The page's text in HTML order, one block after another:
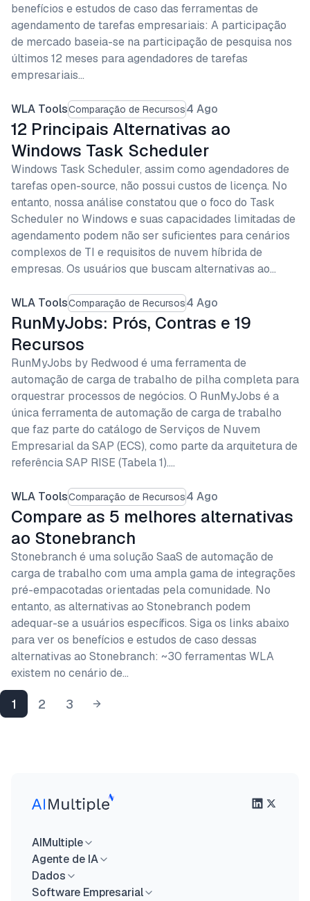
benefícios e estudos de caso das ferramentas de
agendamento de tarefas empresariais: A participação
de mercado baseia-se na participação de pesquisa nos
últimos 12 meses para agendadores de tarefas
empresariais…
WLA ToolsComparação de Recursos4 Ago
12 Principais Alternativas ao
Windows Task Scheduler
Windows Task Scheduler, assim como agendadores de
tarefas open-source, não possui custos de licença. No
entanto, nossa análise constatou que o foco do Task
Scheduler no Windows e suas capacidades limitadas de
agendamento podem não ser suficientes para cenários
complexos de TI e requisitos de nuvem híbrida de
empresas. Os usuários que buscam alternativas ao…
WLA ToolsComparação de Recursos4 Ago
RunMyJobs: Prós, Contras e 19
Recursos
RunMyJobs by Redwood é uma ferramenta de
automação de carga de trabalho de pilha completa para
orquestrar processos de negócios. O RunMyJobs é a
única ferramenta de automação de carga de trabalho
que faz parte do catálogo de Serviços de Nuvem
Empresarial da SAP (ECS), como parte da arquitetura de
referência SAP RISE (Tabela 1).…
WLA ToolsComparação de Recursos4 Ago
Compare as 5 melhores alternativas
ao Stonebranch
Stonebranch é uma solução SaaS de automação de
carga de trabalho com uma ampla gama de integrações
pré-empacotadas orientadas pela comunidade. No
entanto, as alternativas ao Stonebranch podem
adequar-se a usuários específicos. Siga os links abaixo
para ver os benefícios e estudos de caso dessas
alternativas ao Stonebranch: ~30 ferramentas WLA
existem no cenário de…
1 2 3
AIMultiple
Agente de IA
Dados
Software Empresarial